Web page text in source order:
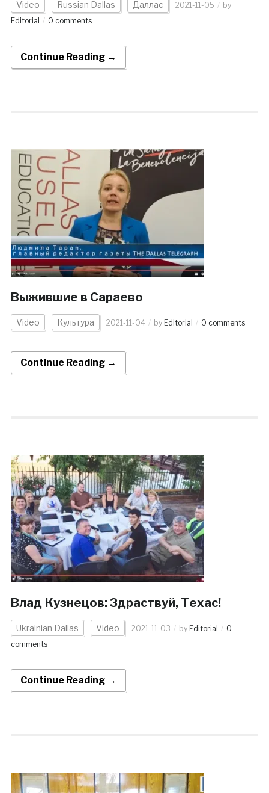
Video Russian Dallas Даллас 2021-11-05
by
Editorial
0 comments
Continue Reading →
Выжившие в Сараево
Video Культура 2021-11-04 by Editorial 0 comments
Continue Reading →
Влад Кузнецов: Здраствуй, Техас!
Ukrainian Dallas Video 2021-11-03 by Editorial
0
comments
Continue Reading →